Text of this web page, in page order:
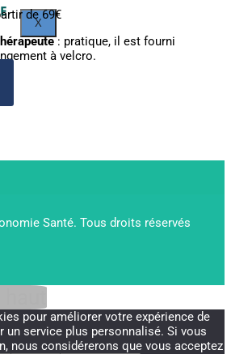
X
de 69€
: pratique, il est fourni
à velcro.
Santé. Tous droits réservés
pour améliorer votre expérience de
un service plus personnalisé. Si vous
nous considérerons que vous acceptez